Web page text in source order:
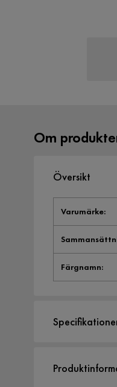
Om
Översikt
Varumärke:
Färgnamn:
Storlek